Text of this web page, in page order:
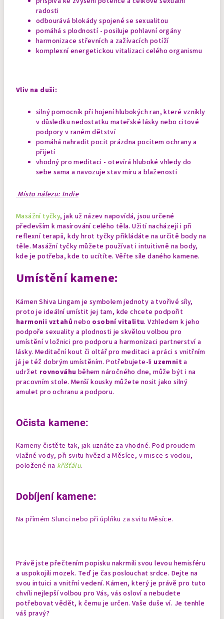
radosti
odbourává blokády spojené se sexualitou
pomáhá s plodností - posiluje pohlavní orgány
harmonizace střevních a zažívacích potíží
komplexní energetickou vitalizaci celého organismu
Vliv na duši:
silný pomocník při hojení hlubokých ran, které vznikly
v důsledku nedostatku mateřské lásky nebo citové
podpory v raném dětství
pomáhá nahradit pocit prázdna pocitem ochrany a
přijetí
vhodný promeditaci - otevírá hluboké vhledy do
sebe sama a navozuje stav míru a blaženosti
Místo nálezu: Indie
Masážní tyčky, jak už název napovídá, jsou určené
především k masírování celého těla. Užití nacházejí i při
reflexní terapii, kdy hrot tyčky přikládáte na určitě body na
těle. Masážní tyčky můžete používat i intuitivně na body,
kde je potřeba, kde to ucítíte. Věřte síle daného kamene.
Umístění kamene:
Kámen Shiva Lingam je symbolem jednoty a tvořivé síly,
proto je ideální umístit jej tam, kde chcete podpořit
harmonii vztahůnebo osobní vitalitu.Vzhledem k jeho
podpoře sexuality a plodnosti je skvělou volbou pro
umístění v ložnici pro podporu a harmonizaci partnerství a
lásky. Meditační kout či oltář pro meditaci a práci s vnitřním
já je též dobrým umístěním. Potřebujete-li uzemnita
udržet rovnováhu během náročného dne, může být i na
pracovním stole. Menší kousky můžete nosit jako silný
amulet pro ochranu a podporu.
Očista kamene:
Kameny čistěte tak, jak uznáte za vhodné. Pod proudem
vlažné vody, při svitu hvězd a Měsíce, v misce s vodou,
položené na křišťálu.
Dobíjení kamene:
Na přímém Slunci nebo při úplňku za svitu Měsíce.
Právě jste přečtením popisku nakrmili svou levou hemisféru
a uspokojili mozek. Teď je čas poslouchat srdce. Dejte na
svou intuici a vnitřní vedení. Kámen, který je právě pro tuto
chvíli nejlepší volbou pro Vás, vás osloví a nebudete
potřebovat vědět, k čemu je určen. Vaše duše ví. Je tenhle
váš pravý?